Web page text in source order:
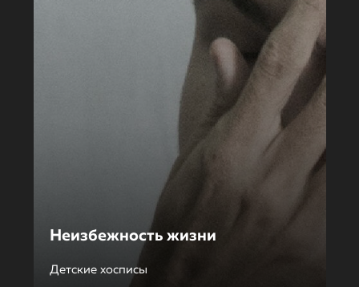
Неизбежность жизни
Детские хосписы